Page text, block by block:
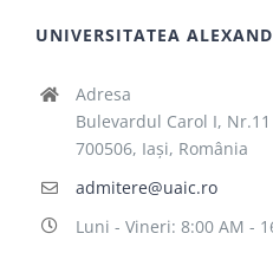
UNIVERSITATEA
Adresa
Bulevardul Carol I, Nr.11
700506, Iaşi, România
admitere@uaic.ro
Luni - Vineri: 8:00 AM -